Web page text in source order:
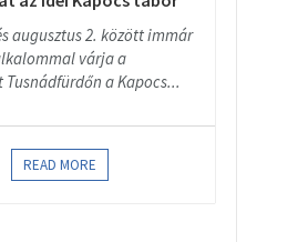
augusztus 2. között immár
várja a
a Kapocs...
READ MORE